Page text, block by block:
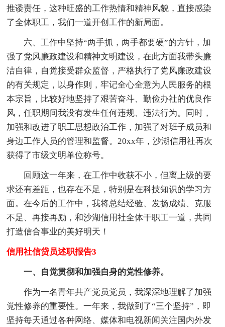
推诿责任，这种旺盛的工作热情和精神风貌，直接感染
了全体职工，我们一道开创工作的新局面。
六、工作中坚持“两手抓，两手都要硬”的方针，加
强了党风廉政建设和精神文明建设，在此方面我带头廉
洁自律，自觉接受群众监督，严格执行了党风廉政建设
的有关规定，以身作则，牢记全心全意为人民服务的根
本宗旨，比较好地坚持了艰苦奋斗、勤俭办社的优良作
风，任职期间我没有发生任何违规、违法行为。同时，
加强和改进了职工思想政治工作，加强了对班子成员和
身边工作人员的管理和监督。20xx年，沙湖信用社再次
获得了市级文明单位称号。
回顾这一年来，在工作中收获不小，但离上级的要
求还有差距，也存在不足，特别是在科技知识的学习方
面。在今后的工作中，我将总结经验、发扬成绩、克服
不足、再接再励，和沙湖信用社全体干职工一道，共同
打造信合事业的美好明天！
信用社信贷员述职报告3
一、自觉贯彻和加强自身的党性修养。
作为一名青年共产党员党员，我深深地理解了加强
党性修养的重要性。一年来，我做到了“三个坚持”，即
坚持每天通过各种网络、媒体和电视新闻关注国内外发